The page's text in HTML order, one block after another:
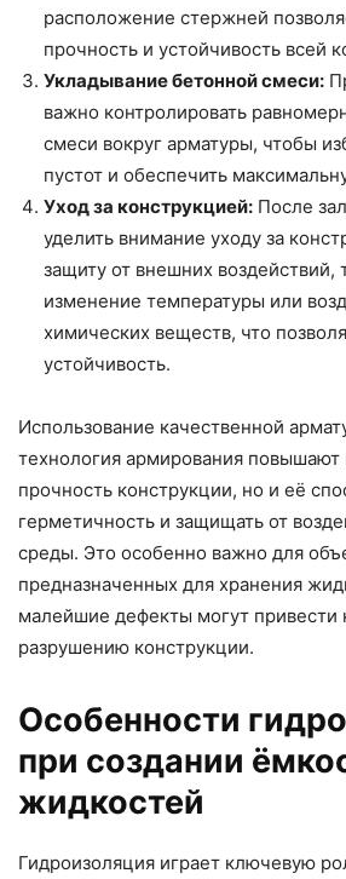
расположение стержней
прочность и устойчивость всей
Укладывание бетонной смеси:
важно контролировать
смеси вокруг арматуры, чтобы
пустот и обеспечить
Уход за конструкцией: После
уделить внимание уходу за
защиту от внешних воздействий,
изменение температуры или
химических веществ, что
устойчивость.
Использование качественной
технология армирования повышают
прочность конструкции, но и её
герметичность и защищать от
среды. Это особенно важно для
предназначенных для хранения
малейшие дефекты могут привести
разрушению конструкции.
Особенности
при создании
жидкостей
Гидроизоляция играет ключевую